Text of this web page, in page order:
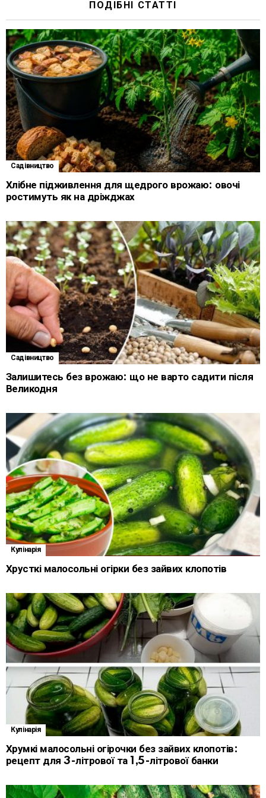
ПОДІБНІ СТАТТІ
Садівництво
Хлібне підживлення для щедрого врожаю: овочі
ростимуть як на дріжджах
Садівництво
Залишитесь без врожаю: що не варто садити після
Великодня
Кулінарія
Хрусткі малосольні огірки без зайвих клопотів
Кулінарія
Хрумкі малосольні огірочки без зайвих клопотів:
рецепт для 3-літрової та 1,5-літрової банки